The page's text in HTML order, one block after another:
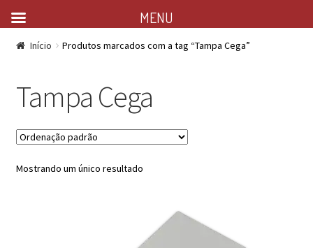
Início Produtos marcados com a tag “Tampa Cega”
Tampa Cega
Mostrando um único resultado
MENU